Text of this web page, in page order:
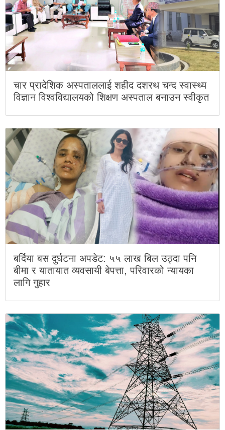
चार प्रादेशिक अस्पताललाई शहीद दशरथ चन्द स्वास्थ्य
विज्ञान विश्वविद्यालयको शिक्षण अस्पताल बनाउन स्वीकृत
बर्दिया बस दुर्घटना अपडेट: ५५ लाख बिल उठ्दा पनि
बीमा र यातायात व्यवसायी बेपत्ता, परिवारको न्यायका
लागि गुहार